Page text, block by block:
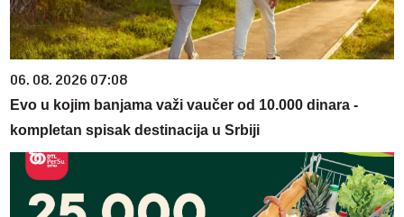
06. 08. 2026 07:08
Evo u kojim banjama važi vaučer od 10.000 dinara -
kompletan spisak destinacija u Srbiji